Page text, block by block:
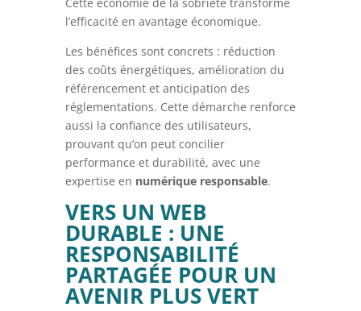
l’efficacité en avantage économique.
Les bénéfices sont concrets : réduction
des coûts énergétiques, amélioration du
référencement et anticipation des
réglementations. Cette démarche renforce
aussi la confiance des utilisateurs,
prouvant qu’on peut concilier
performance et durabilité, avec une
expertise en numérique responsable.
VERS UN WEB
DURABLE : UNE
RESPONSABILITÉ
PARTAGÉE POUR UN
AVENIR PLUS VERT